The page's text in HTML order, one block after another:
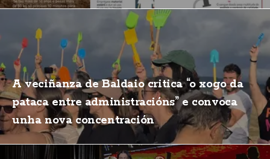
A veciñanza de Baldaio critica “o xogo da
pataca entre administracións” e convoca
unha nova concentración